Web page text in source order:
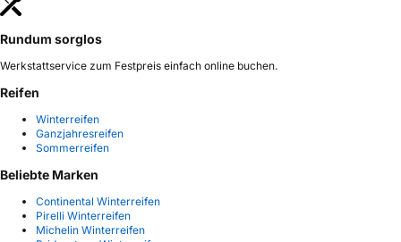
Rundum sorglos
Werkstattservice zum Festpreis einfach online buchen.
Reifen
Winterreifen
Ganzjahresreifen
Sommerreifen
Beliebte Marken
Continental Winterreifen
Pirelli Winterreifen
Michelin Winterreifen